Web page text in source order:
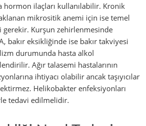
hormon ilaçları kullanılabilir. Kronik
mikrositik anemi için ise temel
gerekir. Kurşun zehirlenmesinde
bakır eksikliğinde ise bakır takviyesi
durumunda hasta alkol
Ağır talasemi hastalarının
ihtiyacı olabilir ancak taşıyıcılar
Helikobakter enfeksiyonları
tedavi edilmelidir.